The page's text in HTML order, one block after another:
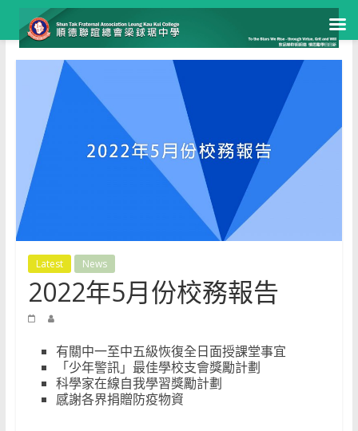
Skip
Latest News
2022年5月份校務報告
有關中一至中五級恢復全日面授課堂事宜
「少年警訊」最佳學校支會獎勵計劃
科學家在線自我學習獎勵計劃
感謝各界捐贈防疫物資